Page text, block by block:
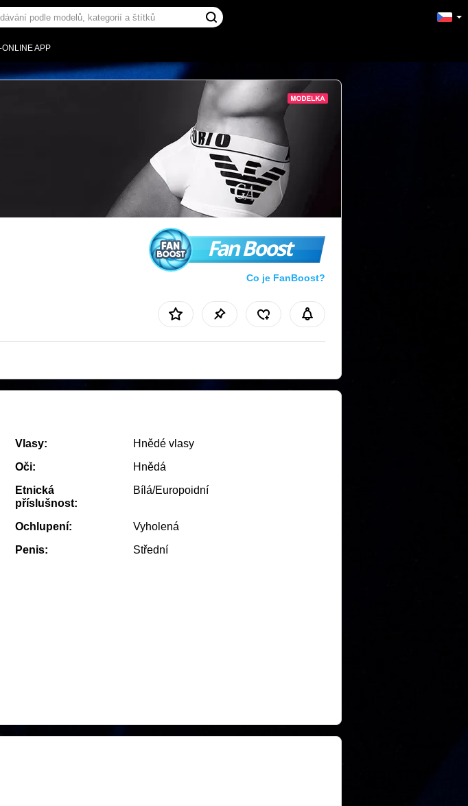
ONLINE APP
Fan Boost
Co je FanBoost?
Vlasy:
Hnědé vlasy
Oči:
Hnědá
Etnická
příslušnost:
Bílá/Europoidní
Ochlupení:
Vyholená
Penis:
Střední